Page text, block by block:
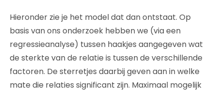
Hieronder zie je het model dat dan ontstaat. Op
basis van ons onderzoek hebben we (via een
regressieanalyse) tussen haakjes aangegeven wat
de sterkte van de relatie is tussen de verschillende
factoren. De sterretjes daarbij geven aan in welke
mate die relaties significant zijn. Maximaal mogelijk